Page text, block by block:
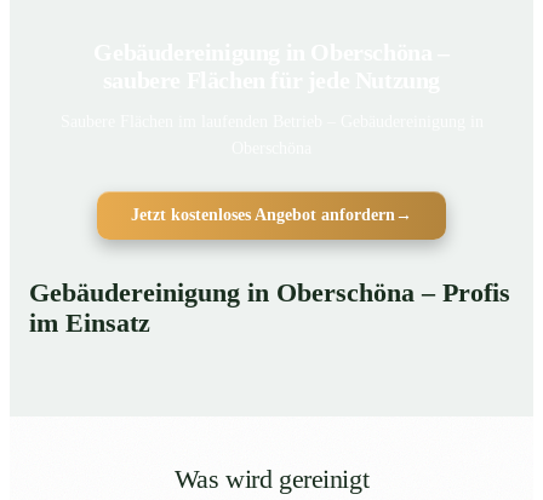
Jetzt kostenloses Angebot anfordern→
Gebäudereinigung in Oberschöna – Profis
im Einsatz
Was wird gereinigt